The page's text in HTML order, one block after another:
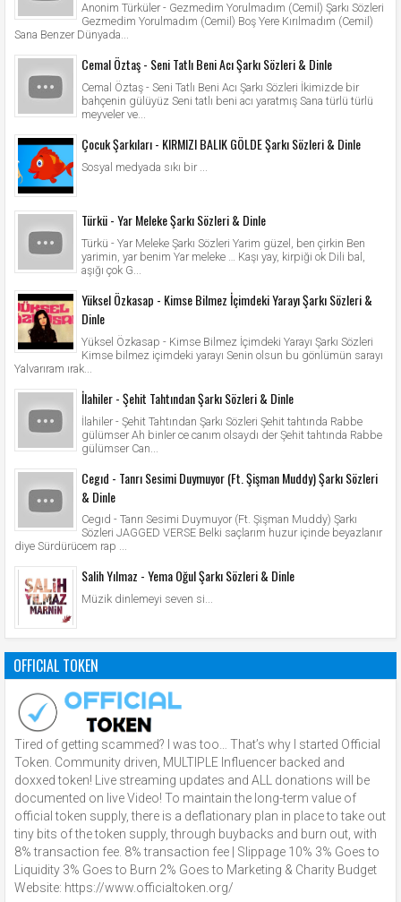
Anonim Türküler - Gezmedim Yorulmadım (Cemil) Şarkı Sözleri
Gezmedim Yorulmadım (Cemil) Boş Yere Kırılmadım (Cemil)
Sana Benzer Dünyada...
Cemal Öztaş - Seni Tatlı Beni Acı Şarkı Sözleri & Dinle
Cemal Öztaş - Seni Tatlı Beni Acı Şarkı Sözleri İkimizde bir
bahçenin gülüyüz Seni tatlı beni acı yaratmış Sana türlü türlü
meyveler ve...
Çocuk Şarkıları - KIRMIZI BALIK GÖLDE Şarkı Sözleri & Dinle
Sosyal medyada sıkı bir ...
Türkü - Yar Meleke Şarkı Sözleri & Dinle
Türkü - Yar Meleke Şarkı Sözleri Yarim güzel, ben çirkin Ben
yarimin, yar benim Yar meleke … Kaşı yay, kirpiği ok Dili bal,
aşığı çok G...
Yüksel Özkasap - Kimse Bilmez İçimdeki Yarayı Şarkı Sözleri &
Dinle
Yüksel Özkasap - Kimse Bilmez İçimdeki Yarayı Şarkı Sözleri
Kimse bilmez içimdeki yarayı Senin olsun bu gönlümün sarayı
Yalvarıram ırak...
İlahiler - Şehit Tahtından Şarkı Sözleri & Dinle
İlahiler - Şehit Tahtından Şarkı Sözleri Şehit tahtında Rabbe
gülümser Ah binler ce canım olsaydı der Şehit tahtında Rabbe
gülümser Can...
Cegıd - Tanrı Sesimi Duymuyor (Ft. Şişman Muddy) Şarkı Sözleri
& Dinle
Cegıd - Tanrı Sesimi Duymuyor (Ft. Şişman Muddy) Şarkı
Sözleri JAGGED VERSE Belki saçlarım huzur içinde beyazlanır
diye Sürdürücem rap ...
Salih Yılmaz - Yema Oğul Şarkı Sözleri & Dinle
Müzik dinlemeyi seven si...
OFFICIAL TOKEN
Tired of getting scammed? I was too… That’s why I started Official
Token. Community driven, MULTIPLE Influencer backed and
doxxed token! Live streaming updates and ALL donations will be
documented on live Video! To maintain the long-term value of
official token supply, there is a deflationary plan in place to take out
tiny bits of the token supply, through buybacks and burn out, with
8% transaction fee. 8% transaction fee | Slippage 10% 3% Goes to
Liquidity 3% Goes to Burn 2% Goes to Marketing & Charity Budget
Website: https://www.officialtoken.org/